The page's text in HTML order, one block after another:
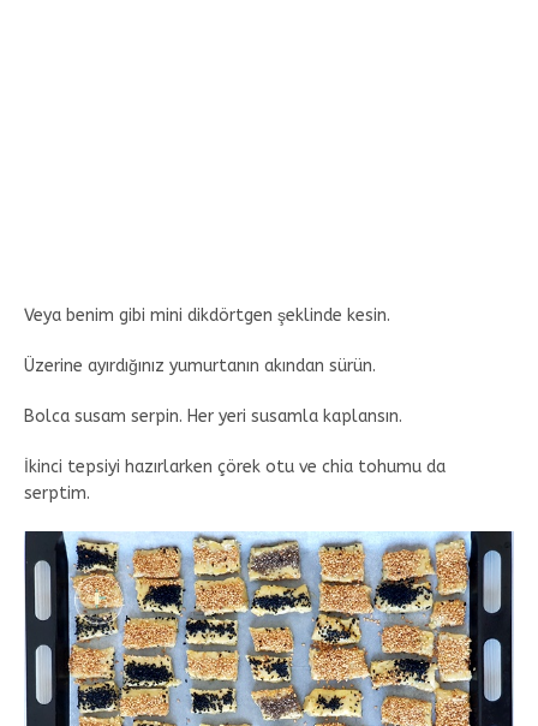
Veya benim gibi mini dikdörtgen şeklinde kesin.
Üzerine ayırdığınız yumurtanın akından sürün.
Bolca susam serpin. Her yeri susamla kaplansın.
İkinci tepsiyi hazırlarken çörek otu ve chia tohumu da
serptim.